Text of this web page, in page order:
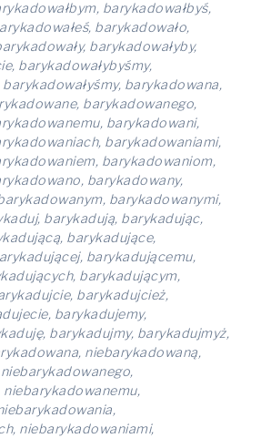
barykadowałbyś,
barykadowało,
barykadowałyby,
barykadowałybyśmy,
barykadowana,
barykadowanego,
barykadowani,
barykadowaniami,
barykadowaniom,
barykadowany,
barykadowanymi,
barykadują, barykadując,
barykadujące,
barykadującemu,
barykadującym,
barykadujcież,
barykadujemy,
barykadujmy, barykadujmyż,
niebarykadowaną,
niebarykadowaniami,